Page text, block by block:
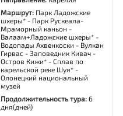
Маршрут: Парк Ладожские
шхеры* - Парк Рускеала-
Мраморный каньон -
Валаам+Ладожские шхеры* -
Водопады Ахвенкоски - Вулкан
Гирвас - Заповедник Кивач -
Остров Кижи* - Сплав по
карельской реке Шуя* -
Олонецкий национальный
музей
Продолжительность тура:6
дня(дней)